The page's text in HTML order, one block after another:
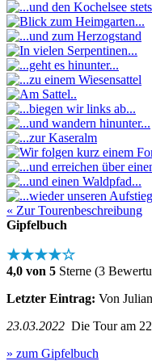
« Zur Tourenbeschreibung
Gipfelbuch
★★★★☆
4,0 von 5 Sterne (3
Letzter Eintrag: Von
23.03.2022 Die Tour am
» zum Gipfelbuch